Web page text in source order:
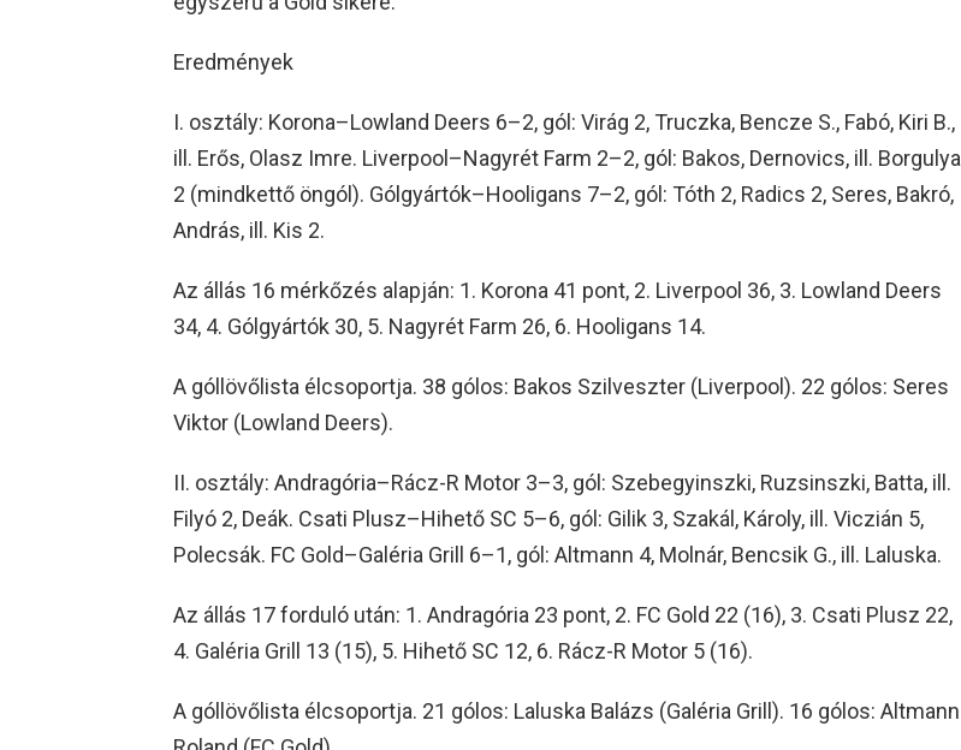
Eredmények
I. osztály: Korona–Lowland Deers 6–2, gól: Virág 2, Truczka, Bencze S., Fabó, Kiri B.,
ill. Erős, Olasz Imre. Liverpool–Nagyrét Farm 2–2, gól: Bakos, Dernovics, ill. Borgulya
2 (mindkettő öngól). Gólgyártók–Hooligans 7–2, gól: Tóth 2, Radics 2, Seres, Bakró,
András, ill. Kis 2.
Az állás 16 mérkőzés alapján: 1. Korona 41 pont, 2. Liverpool 36, 3. Lowland Deers
34, 4. Gólgyártók 30, 5. Nagyrét Farm 26, 6. Hooligans 14.
A góllövőlista élcsoportja. 38 gólos: Bakos Szilveszter (Liverpool). 22 gólos: Seres
Viktor (Lowland Deers).
II. osztály: Andragória–Rácz-R Motor 3–3, gól: Szebegyinszki, Ruzsinszki, Batta, ill.
Filyó 2, Deák. Csati Plusz–Hihető SC 5–6, gól: Gilik 3, Szakál, Károly, ill. Viczián 5,
Polecsák. FC Gold–Galéria Grill 6–1, gól: Altmann 4, Molnár, Bencsik G., ill. Laluska.
Az állás 17 forduló után: 1. Andragória 23 pont, 2. FC Gold 22 (16), 3. Csati Plusz 22,
4. Galéria Grill 13 (15), 5. Hihető SC 12, 6. Rácz-R Motor 5 (16).
A góllövőlista élcsoportja. 21 gólos: Laluska Balázs (Galéria Grill). 16 gólos: Altmann